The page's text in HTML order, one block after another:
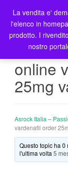
online
25mg
Asrock Italia –
vardenafil order
Questo topic ha
l'ultima volta5
La vendita e'
l'elenco in
prodotto. I
nostro